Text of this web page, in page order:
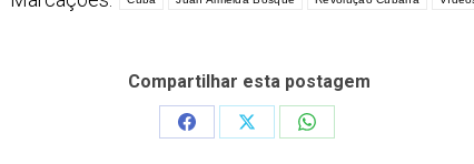
Compartilhar esta postagem
Share
Share
Share